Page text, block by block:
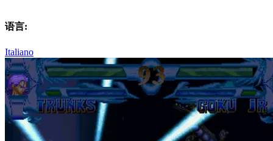
语言:
Italiano